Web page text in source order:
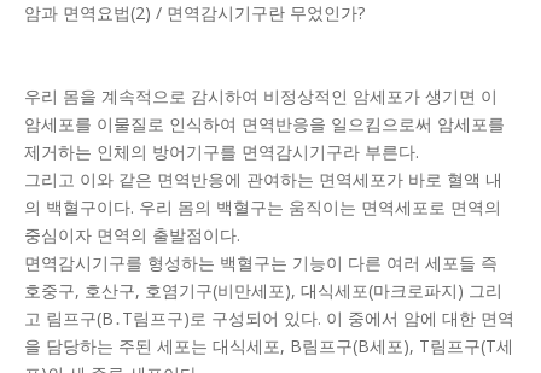
암과 면역요법(2) / 면역감시기구란 무었인가?
우리 몸을 계속적으로 감시하여 비정상적인 암세포가 생기면 이
암세포를 이물질로 인식하여 면역반응을 일으킴으로써 암세포를
제거하는 인체의 방어기구를 면역감시기구라 부른다.
그리고 이와 같은 면역반응에 관여하는 면역세포가 바로 혈액 내
의 백혈구이다. 우리 몸의 백혈구는 움직이는 면역세포로 면역의
중심이자 면역의 출발점이다.
면역감시기구를 형성하는 백혈구는 기능이 다른 여러 세포들 즉
호중구, 호산구, 호염기구(비만세포), 대식세포(마크로파지) 그리
고 림프구(B․T림프구)로 구성되어 있다. 이 중에서 암에 대한 면역
을 담당하는 주된 세포는 대식세포, B림프구(B세포), T림프구(T세